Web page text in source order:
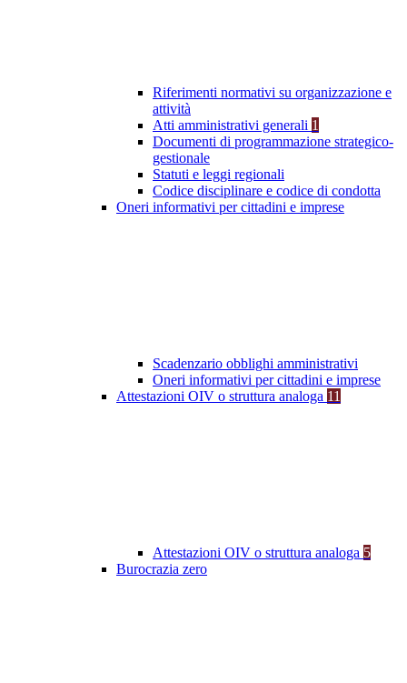
Riferimenti normativi su organizzazione e
attività
Atti amministrativi generali 1
Documenti di programmazione strategico-
gestionale
Statuti e leggi regionali
Codice disciplinare e codice di condotta
Oneri informativi per cittadini e imprese
Scadenzario obblighi amministrativi
Oneri informativi per cittadini e imprese
Attestazioni OIV o struttura analoga 11
Attestazioni OIV o struttura analoga 5
Burocrazia zero